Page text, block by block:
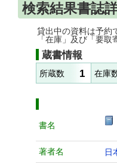
検索結果書誌
貸出中の資料は予約
「在庫」及び「要
蔵書情報
所蔵数 1 在庫
書名
著者名 日